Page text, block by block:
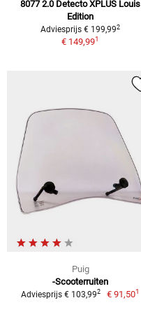
8077 2.0 Detecto XPLUS Louis
Edition
Adviesprijs € 199,992
€ 149,991
Puig
-Scooterruiten
Adviesprijs € 103,992 € 91,501